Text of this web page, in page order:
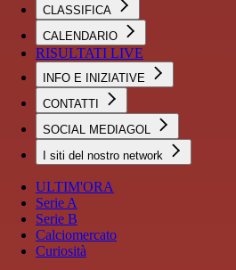
CLASSIFICA
CALENDARIO
RISULTATI LIVE
INFO E INIZIATIVE
CONTATTI
SOCIAL MEDIAGOL
I siti del nostro network
ULTIM'ORA
Serie A
Serie B
Calciomercato
Curiosità